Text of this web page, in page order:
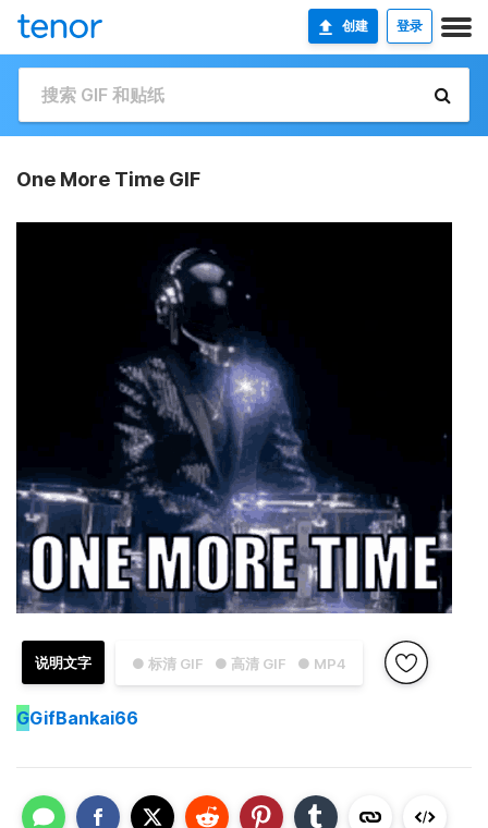
创建 登录
One More Time GIF
● 标清 GIF ● 高清 GIF ● MP4
说明文字
GGifBankai66